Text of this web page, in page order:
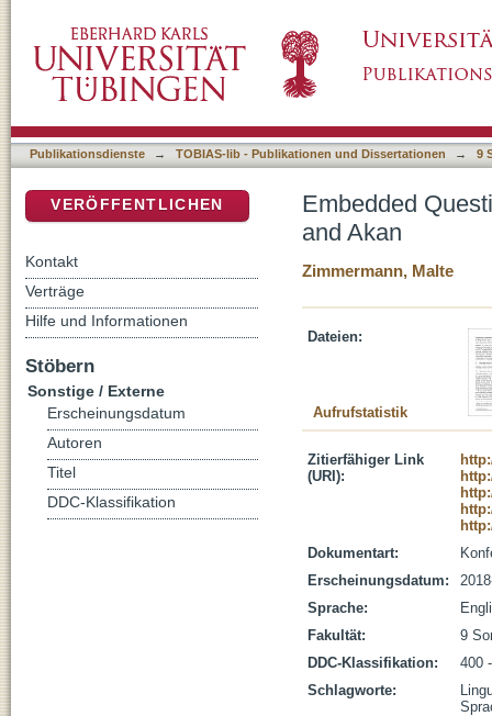
Publikationsdienste → TOBIAS-lib - Publikationen und Dissertationen → 9
Embedded
and Akan
Zimmermann, Malte
Dateien:
Aufrufstatistik
Zitierfähiger Link
(URI):
Dokumentart:
Erscheinungsdatum:
Sprache:
Fakultät:
9
DDC-Klassifikation:
400
Schlagworte:
VERÖFFENTLICHEN
Kontakt
Verträge
Hilfe und Informationen
Stöbern
Sonstige / Externe
Erscheinungsdatum
Autoren
Titel
DDC-Klassifikation